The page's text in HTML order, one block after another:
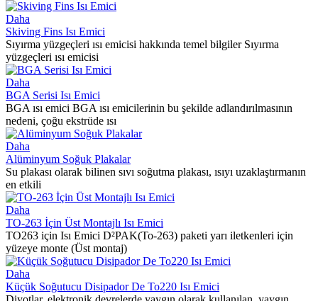
Daha
Skiving Fins Isı Emici
Sıyırma yüzgeçleri ısı emicisi hakkında temel bilgiler Sıyırma
yüzgeçleri ısı emicisi
Daha
BGA Serisi Isı Emici
BGA ısı emici BGA ısı emicilerinin bu şekilde adlandırılmasının
nedeni, çoğu ekstrüde ısı
Daha
Alüminyum Soğuk Plakalar
Su plakası olarak bilinen sıvı soğutma plakası, ısıyı uzaklaştırmanın
en etkili
Daha
TO-263 İçin Üst Montajlı Isı Emici
TO263 için Isı Emici D²PAK(To-263) paketi yarı iletkenleri için
yüzeye monte (Üst montaj)
Daha
Küçük Soğutucu Disipador De To220 Isı Emici